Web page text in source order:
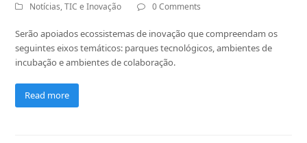
Notícias,TIC e Inovação 0 Comments
Serão apoiados ecossistemas de inovação que compreendam os
seguintes eixos temáticos: parques tecnológicos, ambientes de
incubação e ambientes de colaboração.
Read more